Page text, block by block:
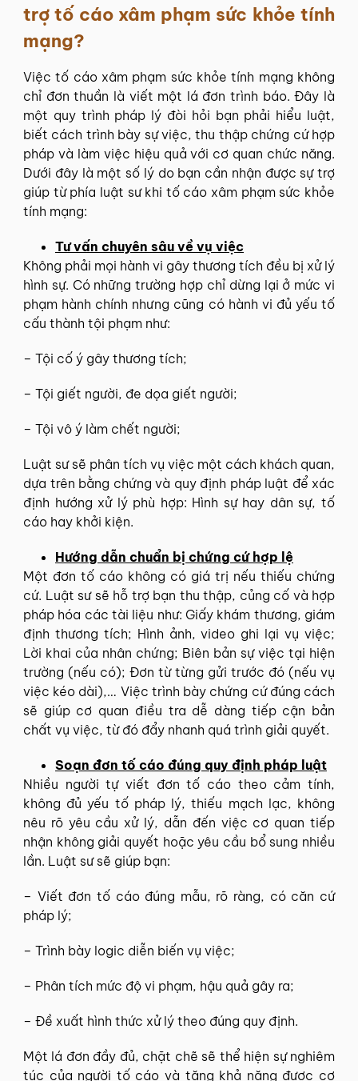
trợ tố cáo xâm phạm sức khỏe tính
mạng?
Việc tố cáo xâm phạm sức khỏe tính mạng không
chỉ đơn thuần là viết một lá đơn trình báo. Đây là
một quy trình pháp lý đòi hỏi bạn phải hiểu luật,
biết cách trình bày sự việc, thu thập chứng cứ hợp
pháp và làm việc hiệu quả với cơ quan chức năng.
Dưới đây là một số lý do bạn cần nhận được sự trợ
giúp từ phía luật sư khi tố cáo xâm phạm sức khỏe
tính mạng:
Tư vấn chuyên sâu về vụ việc
Không phải mọi hành vi gây thương tích đều bị xử lý
hình sự. Có những trường hợp chỉ dừng lại ở mức vi
phạm hành chính nhưng cũng có hành vi đủ yếu tố
cấu thành tội phạm như:
– Tội cố ý gây thương tích;
– Tội giết người, đe dọa giết người;
– Tội vô ý làm chết người;
Luật sư sẽ phân tích vụ việc một cách khách quan,
dựa trên bằng chứng và quy định pháp luật để xác
định hướng xử lý phù hợp: Hình sự hay dân sự, tố
cáo hay khởi kiện.
Hướng dẫn chuẩn bị chứng cứ hợp lệ
Một đơn tố cáo không có giá trị nếu thiếu chứng
cứ. Luật sư sẽ hỗ trợ bạn thu thập, củng cố và hợp
pháp hóa các tài liệu như: Giấy khám thương, giám
định thương tích; Hình ảnh, video ghi lại vụ việc;
Lời khai của nhân chứng; Biên bản sự việc tại hiện
trường (nếu có); Đơn từ từng gửi trước đó (nếu vụ
việc kéo dài),… Việc trình bày chứng cứ đúng cách
sẽ giúp cơ quan điều tra dễ dàng tiếp cận bản
chất vụ việc, từ đó đẩy nhanh quá trình giải quyết.
Soạn đơn tố cáo đúng quy định pháp luật
Nhiều người tự viết đơn tố cáo theo cảm tính,
không đủ yếu tố pháp lý, thiếu mạch lạc, không
nêu rõ yêu cầu xử lý, dẫn đến việc cơ quan tiếp
nhận không giải quyết hoặc yêu cầu bổ sung nhiều
lần. Luật sư sẽ giúp bạn:
– Viết đơn tố cáo đúng mẫu, rõ ràng, có căn cứ
pháp lý;
– Trình bày logic diễn biến vụ việc;
– Phân tích mức độ vi phạm, hậu quả gây ra;
– Đề xuất hình thức xử lý theo đúng quy định.
Một lá đơn đầy đủ, chặt chẽ sẽ thể hiện sự nghiêm
túc của người tố cáo và tăng khả năng được cơ